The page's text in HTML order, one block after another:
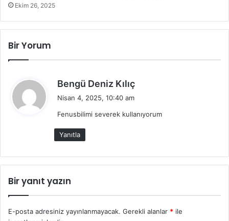
Ekim 26, 2025
Bir Yorum
Bengü Deniz Kılıç
i
Nisan 4, 2025, 10:40 am
Fenusbilimi severek kullanıyorum
Yanıtla
Bir yanıt yazın
E-posta adresiniz yayınlanmayacak. Gerekli alanlar * ile